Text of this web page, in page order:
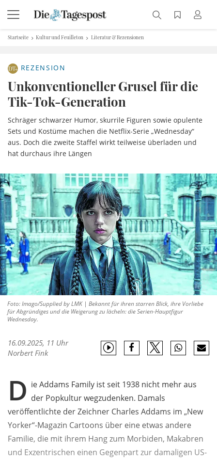
Startseite Kultur und Feuilleton Literatur & Rezensionen
REZENSION
Unkonventioneller Grusel für die
Tik-Tok-Generation
Schräger schwarzer Humor, skurrile Figuren sowie opulente
Sets und Kostüme machen die Netflix-Serie „Wednesday“
aus. Doch die zweite Staffel wirkt teilweise überladen und
hat durchaus ihre Längen
Foto: Imago/Supplied by LMK | Bekannt für ihren starren Blick, ihre Vorliebe
für Abgründiges und die Weigerung zu lächeln: die Serien-Hauptfigur
Wednesday.
16.09.2025, 11 Uhr
Norbert Fink
D ie Addams Family ist seit 1938 nicht mehr aus
der Popkultur wegzudenken. Damals
veröffentlichte der Zeichner Charles Addams im „New
Yorker“-Magazin Cartoons über eine etwas andere
Familie, die mit ihrem Hang zum Morbiden, Makabren
und Exzentrischen einen Gegenpart zur damaligen US-